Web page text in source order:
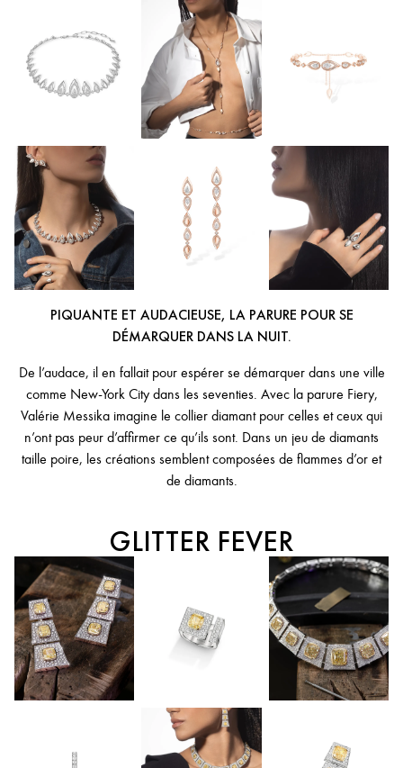
PIQUANTE ET AUDACIEUSE, LA PARURE POUR SE
DÉMARQUER DANS LA NUIT.
De l’audace, il en fallait pour espérer se démarquer dans une ville
comme New-York City dans les seventies. Avec la parure Fiery,
Valérie Messika imagine le collier diamant pour celles et ceux qui
n’ont pas peur d’affirmer ce qu’ils sont. Dans un jeu de diamants
taille poire, les créations semblent composées de flammes d’or et
de diamants.
GLITTER FEVER